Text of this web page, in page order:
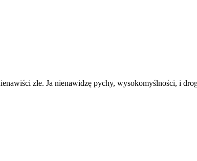
złe. Ja nienawidzę pychy, wysokomyślności, i